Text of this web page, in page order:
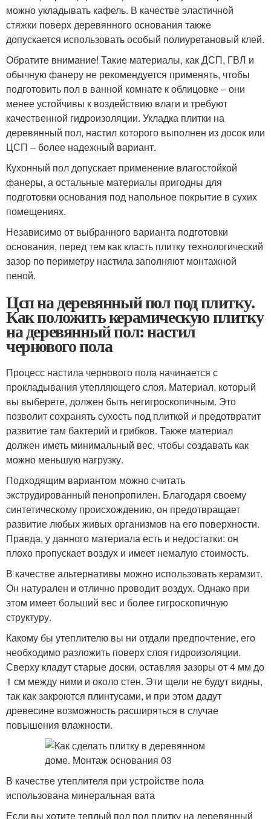
можно укладывать кафель. В качестве эластичной
стяжки поверх деревянного основания также
допускается использовать особый полиуретановый клей.
Обратите внимание! Такие материалы, как ДСП, ГВЛ и
обычную фанеру не рекомендуется применять, чтобы
подготовить пол в ванной комнате к облицовке – они
менее устойчивы к воздействию влаги и требуют
качественной гидроизоляции. Укладка плитки на
деревянный пол, настил которого выполнен из досок или
ЦСП – более надежный вариант.
Кухонный пол допускает применение влагостойкой
фанеры, а остальные материалы пригодны для
подготовки основания под напольное покрытие в сухих
помещениях.
Независимо от выбранного варианта подготовки
основания, перед тем как класть плитку технологический
зазор по периметру настила заполняют монтажной
пеной.
Цсп на деревянный пол под плитку.
Как положить керамическую плитку
на деревянный пол: настил
чернового пола
Процесс настила чернового пола начинается с
прокладывания утепляющего слоя. Материал, который
вы выберете, должен быть негигроскопичным. Это
позволит сохранять сухость под плиткой и предотвратит
развитие там бактерий и грибков. Также материал
должен иметь минимальный вес, чтобы создавать как
можно меньшую нагрузку.
Подходящим вариантом можно считать
экструдированный пенопропилен. Благодаря своему
синтетическому происхождению, он предотвращает
развитие любых живых организмов на его поверхности.
Правда, у данного материала есть и недостатки: он
плохо пропускает воздух и имеет немалую стоимость.
В качестве альтернативы можно использовать керамзит.
Он натурален и отлично проводит воздух. Однако при
этом имеет больший вес и более гигроскопичную
структуру.
Какому бы утеплителю вы ни отдали предпочтение, его
необходимо разложить поверх слоя гидроизоляции.
Сверху кладут старые доски, оставляя зазоры от 4 мм до
1 см между ними и около стен. Эти щели не будут видны,
так как закроются плинтусами, и при этом дадут
древесине возможность расширяться в случае
повышения влажности.
В качестве утеплителя при устройстве пола
использована минеральная вата
Если вы хотите теплый пол под плитку на деревянный